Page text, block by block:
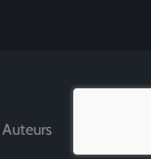
Auteurs